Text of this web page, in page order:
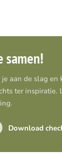
samen!
aan de slag
ter
Download